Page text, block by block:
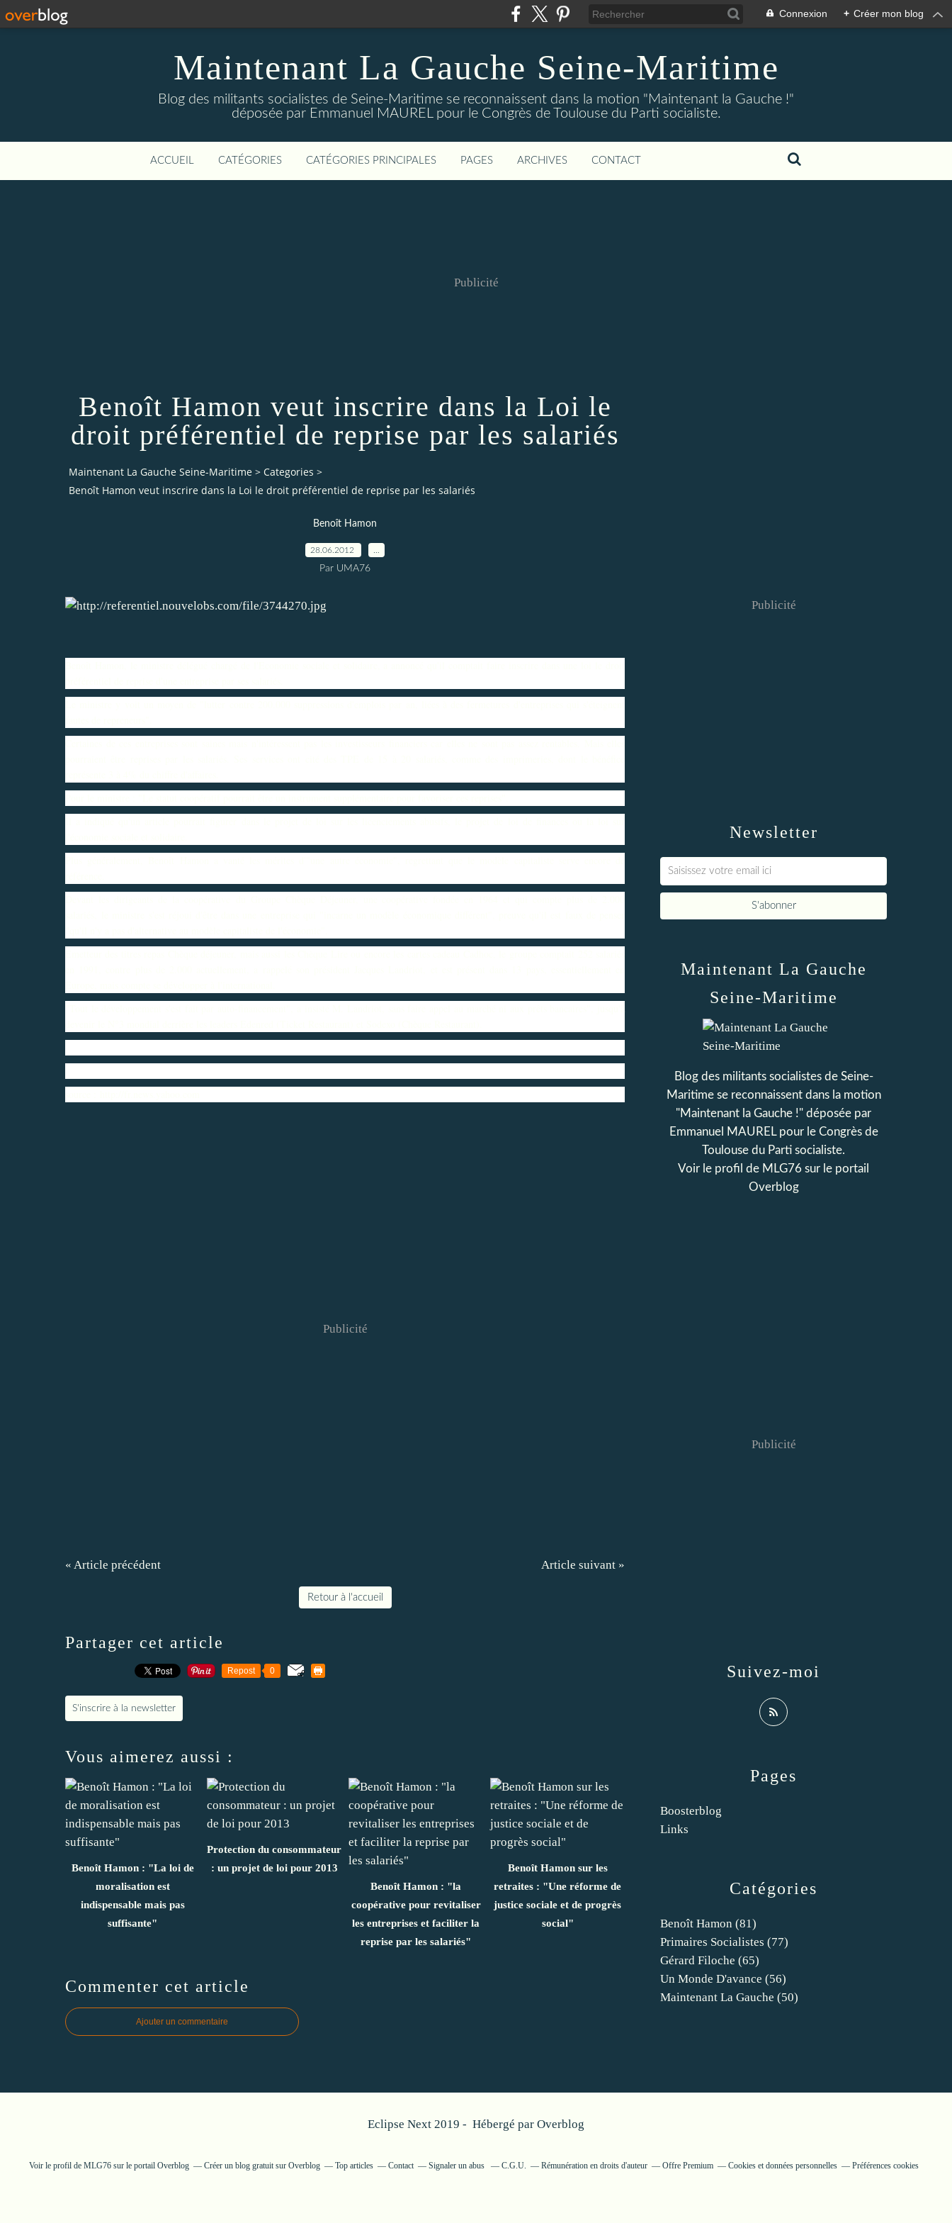
Connexion + Créer mon blog
Maintenant La Gauche Seine-Maritime
Blog des militants socialistes de Seine-Maritime se reconnaissent dans la motion "Maintenant la Gauche !"
déposée par Emmanuel MAUREL pour le Congrès de Toulouse du Parti socialiste.
ACCUEIL CATÉGORIES CATÉGORIES PRINCIPALES PAGES ARCHIVES CONTACT
Publicité
Benoît Hamon veut inscrire dans la Loi le
droit préférentiel de reprise par les salariés
Maintenant La Gauche Seine-Maritime > Categories >
Benoît Hamon veut inscrire dans la Loi le droit préférentiel de reprise par les salariés
Benoît Hamon
28.06.2012
Par UMA76
Publicité
« Article précédent Article suivant »
Retour à l'accueil
Partager cet article
Repost 0
S'inscrire à la newsletter
Vous aimerez aussi :
Benoît Hamon : "La loi de
moralisation est
indispensable mais pas
suffisante"
Protection du consommateur
: un projet de loi pour 2013
Benoît Hamon : "la
coopérative pour revitaliser
les entreprises et faciliter la
reprise par les salariés"
Benoît Hamon sur les
retraites : "Une réforme de
justice sociale et de progrès
social"
Commenter cet article
Ajouter un commentaire
Newsletter
Publicité
Catégories
Benoît Hamon (81)
Primaires Socialistes (77)
Gérard Filoche (65)
Un Monde D'avance (56)
Maintenant La Gauche (50)
Pages
Boosterblog
Links
Maintenant La Gauche
Seine-Maritime
Blog des militants socialistes de Seine-
Maritime se reconnaissent dans la motion
"Maintenant la Gauche !" déposée par
Emmanuel MAUREL pour le Congrès de
Toulouse du Parti socialiste.
Voir le profil de MLG76 sur le portail
Overblog
Suivez-moi
Publicité
Eclipse Next 2019 - Hébergé par Overblog
Voir le profil de MLG76 sur le portail Overblog Créer un blog gratuit sur Overblog Top articles Contact Signaler un abus C.G.U. Rémunération en droits d'auteur Offre Premium Cookies et données personnelles Préférences cookies